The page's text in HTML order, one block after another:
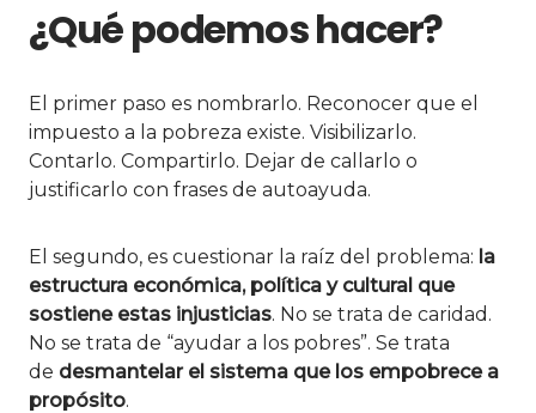
¿Qué podemos hacer?
El primer paso es nombrarlo. Reconocer que el
impuesto a la pobreza existe. Visibilizarlo.
Contarlo. Compartirlo. Dejar de callarlo o
justificarlo con frases de autoayuda.
El segundo, es cuestionar la raíz del problema: la
estructura económica, política y cultural que
sostiene estas injusticias. No se trata de caridad.
No se trata de “ayudar a los pobres”. Se trata
de desmantelar el sistema que los empobrece a
propósito.